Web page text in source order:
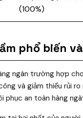
(100%)
phổ biến
ngàn trường hợp
và giảm thiểu rủi
phục an toàn hàng